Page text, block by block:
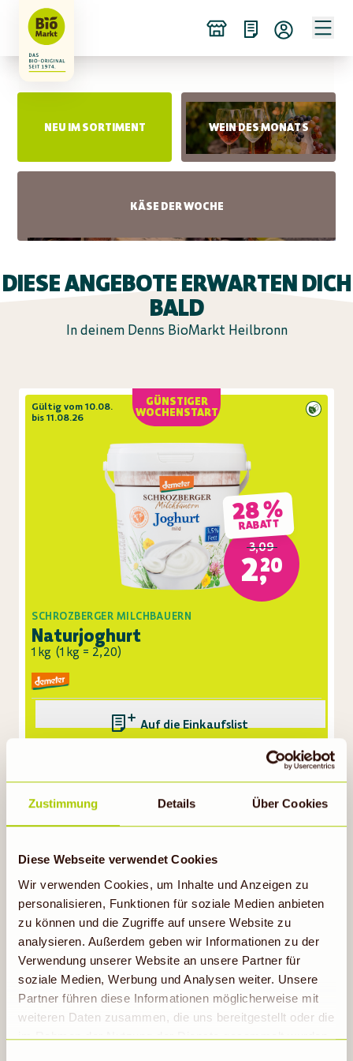
Zustimmung Details Über Cookies
Diese Webseite verwendet Cookies
Wir verwenden Cookies, um Inhalte und Anzeigen zu
personalisieren, Funktionen für soziale Medien anbieten
zu können und die Zugriffe auf unsere Website zu
analysieren. Außerdem geben wir Informationen zu der
Verwendung unserer Website an unsere Partner für
soziale Medien, Werbung und Analysen weiter. Unsere
Partner führen diese Informationen möglicherweise mit
weiteren Daten zusammen, die uns bereitgestellt oder die
im Rahmen der Nutzung der Dienste gesammelt wurden.
NEU IM SORTIMENT WEIN DES MONATS
KÄSE DER WOCHE
DIESE ANGEBOTE ERWARTEN DICH
BALD
In deinem Denns BioMarkt Heilbronn
GÜNSTIGER
WOCHENSTART
Gültig vom 10.08.
bis 11.08.26
28 %
RABATT
3,09
2,20
SCHROZBERGER MILCHBAUERN
Naturjoghurt
1 kg (1 kg = 2,20)
Auf die Einkaufsliste
GÜNSTIGER
bis 11.08.26
33 %
RABATT
3,60
2,40
SCHEDEL
Kartöpfelchen 4er Tüte